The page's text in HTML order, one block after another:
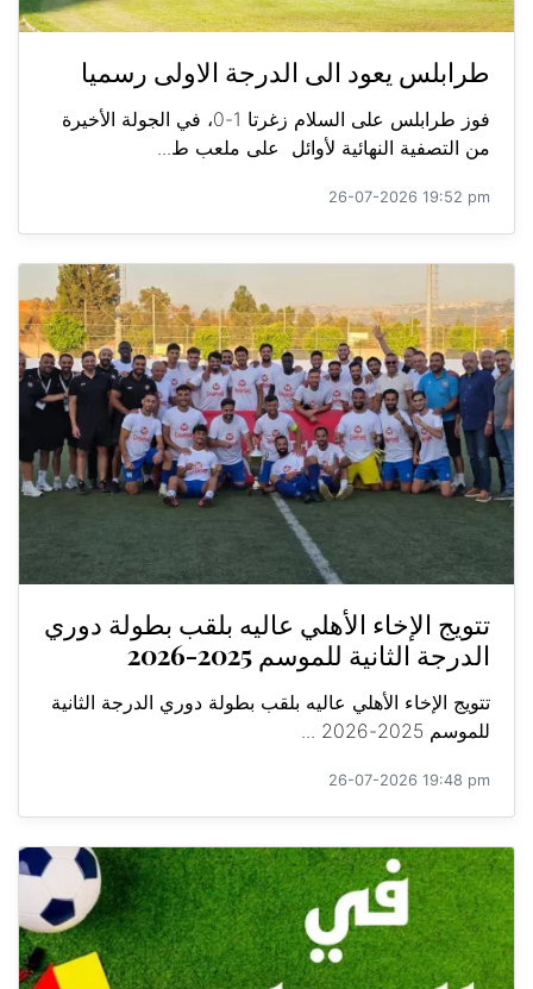
طرابلس يعود الى الدرجة الاولى رسميا
فوز طرابلس على السلام زغرتا 1-0، في الجولة الأخيرة
من التصفية النهائية لأوائل على ملعب ط...
26-07-2026 19:52 pm
تتويج الإخاء الأهلي عاليه بلقب بطولة دوري
الدرجة الثانية للموسم 2025-2026
تتويج الإخاء الأهلي عاليه بلقب بطولة دوري الدرجة الثانية
للموسم 2025-2026 ...
26-07-2026 19:48 pm